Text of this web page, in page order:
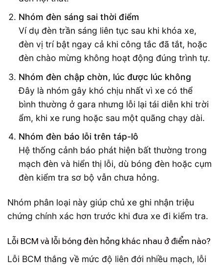
Nhóm đèn sáng sai thời điểm
Ví dụ đèn trần sáng liên tục sau khi khóa xe,
đèn vị trí bật ngay cả khi công tắc đã tắt, hoặc
đèn chào mừng không hoạt động đúng trình tự.
Nhóm đèn chập chờn, lúc được lúc không
Đây là nhóm gây khó chịu nhất vì xe có thể
bình thường ở gara nhưng lỗi lại tái diễn khi trời
ẩm, khi xe rung hoặc sau một quãng chạy dài.
Nhóm đèn báo lỗi trên táp-lô
Hệ thống cảnh báo phát hiện bất thường trong
mạch đèn và hiển thị lỗi, dù bóng đèn hoặc cụm
đèn kiểm tra sơ bộ vẫn chưa hỏng.
Nhóm phân loại này giúp chủ xe ghi nhận triệu
chứng chính xác hơn trước khi đưa xe đi kiểm tra.
Lỗi BCM và lỗi bóng đèn hỏng khác nhau ở điểm nào?
Lỗi BCM thắng về mức độ liên đới nhiều mạch, lỗi